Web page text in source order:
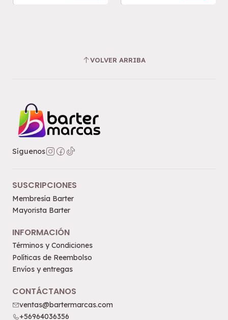
VOLVER ARRIBA
Síguenos
SUSCRIPCIONES
Membresía Barter
Mayorista Barter
INFORMACIÓN
Términos y Condiciones
Políticas de Reembolso
Envíos y entregas
CONTÁCTANOS
ventas@bartermarcas.com
+56964036356